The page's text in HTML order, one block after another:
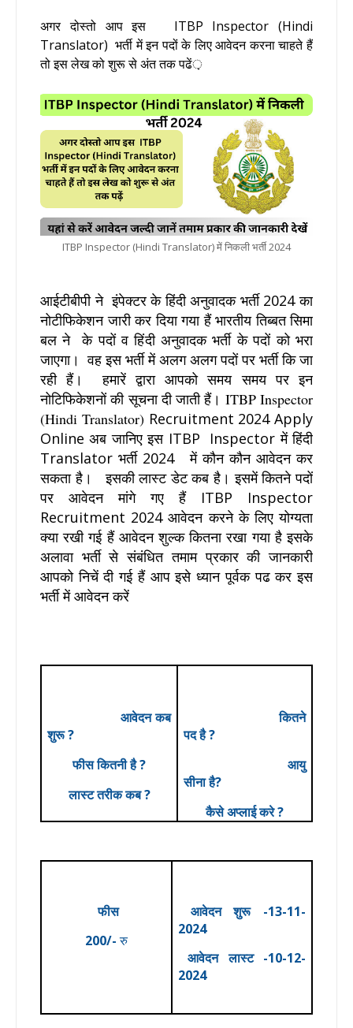
अगर दोस्तो आप इस ITBP Inspector (Hindi
Translator) भर्ती में इन पदों के लिए आवेदन करना चाहते हैं
तो इस लेख को शुरू से अंत तक पढें़
ITBP Inspector (Hindi Translator) में निकली भर्ती 2024
आईटीबीपी ने इंपेक्टर के हिंदी अनुवादक भर्ती 2024 का
नोटीफिकेशन जारी कर दिया गया हैं भारतीय तिब्बत सिमा
बल ने के पदों व हिंदी अनुवादक भर्ती के पदों को भरा
जाएगा। वह इस भर्ती में अलग अलग पदों पर भर्ती कि जा
रही हैं।हमारें द्वारा आपको समय समय पर इन
नोटिफिकेशनों की सूचना दी जाती हैं। ITBP Inspector
(Hindi Translator)Recruitment 2024 Apply
Online अब जानिए इस ITBP Inspectorमेंहिंदी
Translator भर्ती 2024
में कौन कौन आवेदन कर
सकता है। इसकी लास्ट डेट कब है। इसमें कितने पदों
पर आवेदन मांगे गए हैं ITBP Inspector
Recruitment 2024 आवेदन करने के लिए योग्यता
क्या रखी गई हैं आवेदन शुल्क कितना रखा गया है इसके
अलावा भर्ती से संबंधित तमाम प्रकार की जानकारी
आपको निचें दी गई हैं आप इसे ध्यान पूर्वक पढ कर इस
भर्ती में आवेदन करें
आवेदन कब
शुरू ?
फीस कितनी है ?
लास्ट तरीक कब ?
कितने
पद है ?
आयु
सीना है?
कैसे अप्लाई करे ?
फीस
200/- रु
आवेदनशुरू -13-11-
2024
आवेदन लास्ट -10-12-
2024